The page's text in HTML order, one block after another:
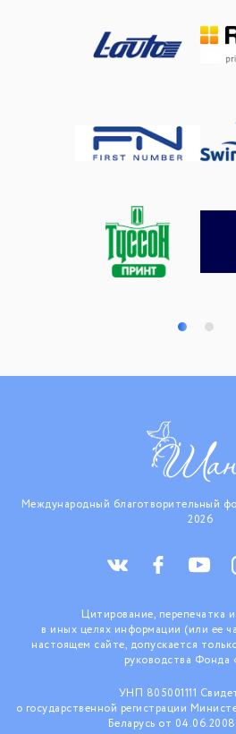
Международный благотворительный
2026
Цитирование, перепечатка
в иных целях информации (или ее
настоящем сайте, допускается
руководства Фонда
УНП 805001111
о государственной регистрации
Беларусь от